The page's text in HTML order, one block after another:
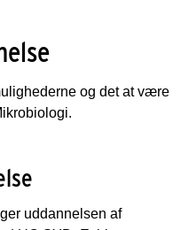
og det at være
uddannelsen af